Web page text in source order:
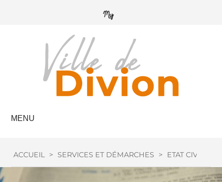
MENU
ACCUEIL > SERVICES ET DÉMARCHES > ETAT CIVIL